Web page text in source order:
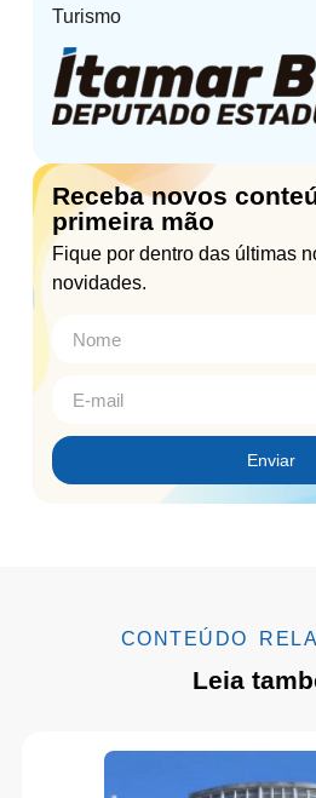
Turismo
Receba novos
primeira mão
Fique por dentro das últimas
novidades.
Enviar
CONTEÚDO
Leia